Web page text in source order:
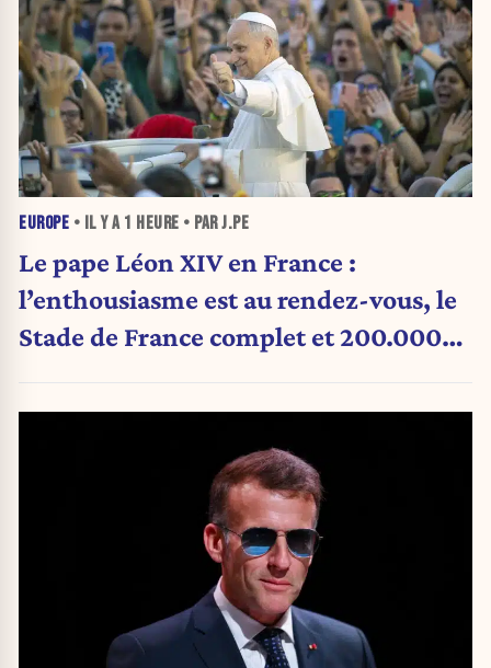
EUROPE • IL Y A 1 HEURE • PAR J.PE
Le pape Léon XIV en France :
l’enthousiasme est au rendez-vous, le
Stade de France complet et 200.000